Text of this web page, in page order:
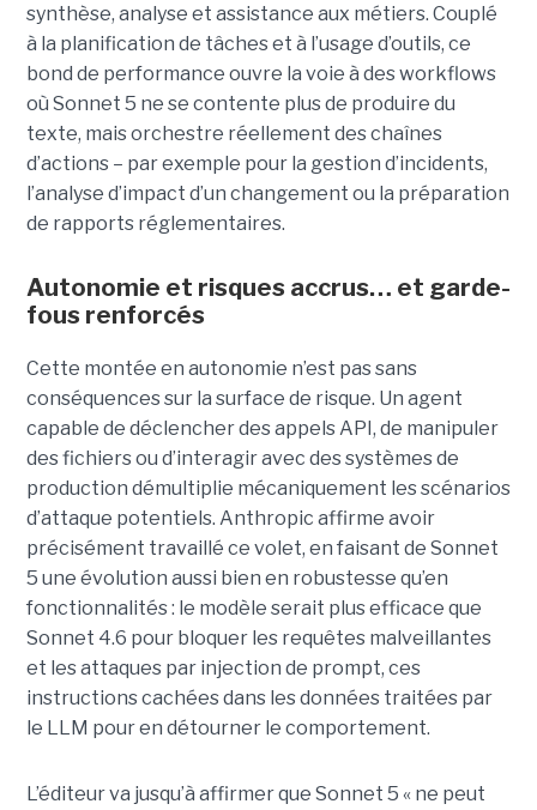
synthèse, analyse et assistance aux métiers. Couplé
à la planification de tâches et à l’usage d’outils, ce
bond de performance ouvre la voie à des workflows
où Sonnet 5 ne se contente plus de produire du
texte, mais orchestre réellement des chaînes
d’actions – par exemple pour la gestion d’incidents,
l’analyse d’impact d’un changement ou la préparation
de rapports réglementaires.
Autonomie et risques accrus… et garde-
fous renforcés
Cette montée en autonomie n’est pas sans
conséquences sur la surface de risque. Un agent
capable de déclencher des appels API, de manipuler
des fichiers ou d’interagir avec des systèmes de
production démultiplie mécaniquement les scénarios
d’attaque potentiels. Anthropic affirme avoir
précisément travaillé ce volet, en faisant de Sonnet
5 une évolution aussi bien en robustesse qu’en
fonctionnalités : le modèle serait plus efficace que
Sonnet 4.6 pour bloquer les requêtes malveillantes
et les attaques par injection de prompt, ces
instructions cachées dans les données traitées par
le LLM pour en détourner le comportement.
L’éditeur va jusqu’à affirmer que Sonnet 5 « ne peut